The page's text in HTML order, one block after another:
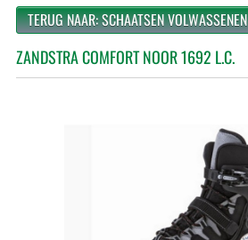
TERUG NAAR: SCHAATSEN VOLWASSENEN
ZANDSTRA COMFORT NOOR 1692 L.C.